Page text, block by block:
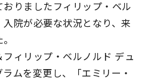
りましたフィリップ・ベル
院が必要な状況となり、来
フィリップ・ベルノルド デュ
ムを変更し、「エミリー・